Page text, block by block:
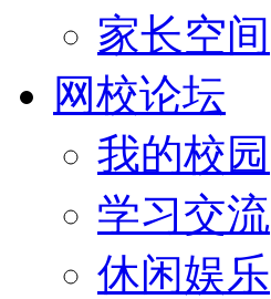
家长空间
网校论坛
我的校园
学习交流
休闲娱乐